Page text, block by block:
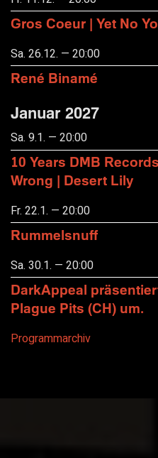
Gros Coeur | Yet No
Sa. 26.12. — 20:00
René Binamé
Januar 2027
Sa. 9.1. — 20:00
10 Years DMB
Wrong | Desert Lily
Fr. 22.1. — 20:00
Rummelsnuff
Sa. 30.1. — 20:00
DarkAppeal
Plague Pits (CH) um.
Programmarchiv